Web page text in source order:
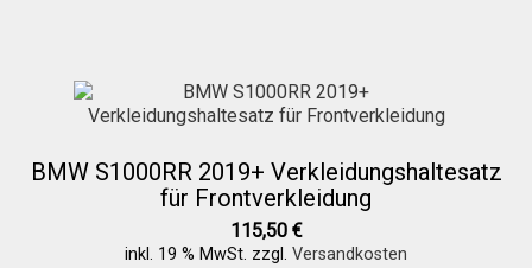
BMW S1000RR 2019+ Verkleidungshaltesatz
für Frontverkleidung
115,50 €
inkl. 19 % MwSt. zzgl. Versandkosten